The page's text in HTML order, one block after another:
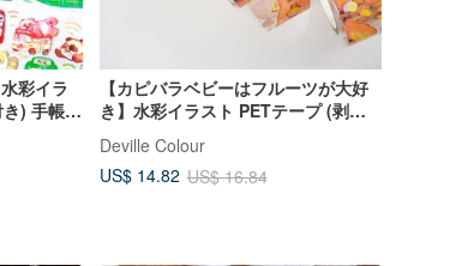
彩イラ
) 手帳デ
【カピバラベビーはフルーツが大好
き】水彩イラスト PETテープ (剥離
Deville Colour
US$ 14.82 US$ 16.84